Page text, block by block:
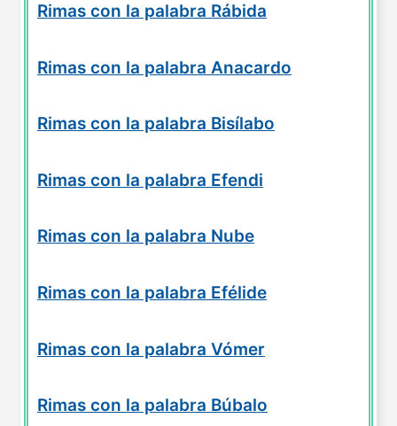
Rimas con la palabra Rábida
Rimas con la palabra Anacardo
Rimas con la palabra Bisílabo
Rimas con la palabra Efendi
Rimas con la palabra Nube
Rimas con la palabra Efélide
Rimas con la palabra Vómer
Rimas con la palabra Búbalo